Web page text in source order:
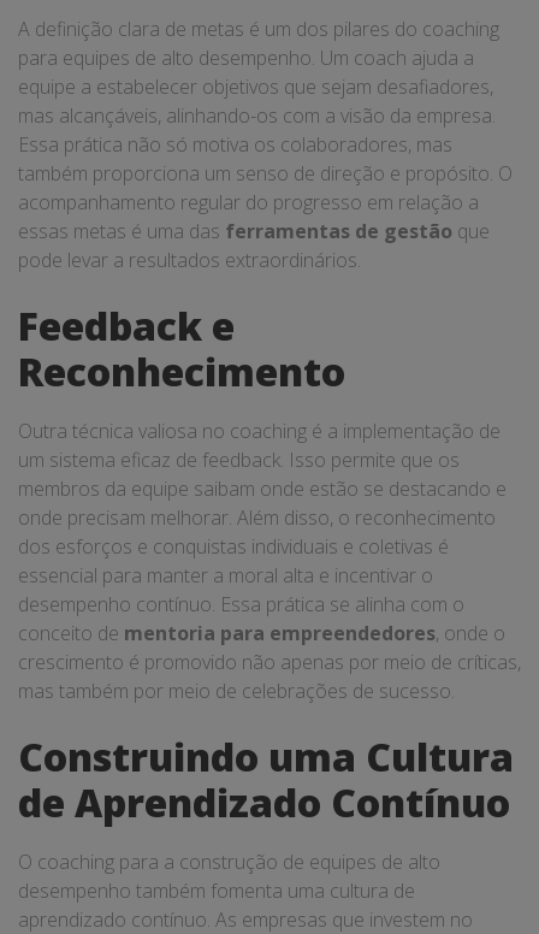
A definição clara de metas é um dos pilares do coaching
para equipes de alto desempenho. Um coach ajuda a
equipe a estabelecer objetivos que sejam desafiadores,
mas alcançáveis, alinhando-os com a visão da empresa.
Essa prática não só motiva os colaboradores, mas
também proporciona um senso de direção e propósito. O
acompanhamento regular do progresso em relação a
essas metas é uma das ferramentas de gestão que
pode levar a resultados extraordinários.
Feedback e
Reconhecimento
Outra técnica valiosa no coaching é a implementação de
um sistema eficaz de feedback. Isso permite que os
membros da equipe saibam onde estão se destacando e
onde precisam melhorar. Além disso, o reconhecimento
dos esforços e conquistas individuais e coletivas é
essencial para manter a moral alta e incentivar o
desempenho contínuo. Essa prática se alinha com o
conceito de mentoria para empreendedores, onde o
crescimento é promovido não apenas por meio de críticas,
mas também por meio de celebrações de sucesso.
Construindo uma Cultura
de Aprendizado Contínuo
O coaching para a construção de equipes de alto
desempenho também fomenta uma cultura de
aprendizado contínuo. As empresas que investem no